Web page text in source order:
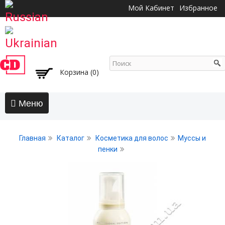
основному
Мой Кабинет Избранное
Корзина (0)
АКЦИИ
Воски, пасты, глина, помады для волос
Главная Каталог Косметика для волос
Муссы и
пенки